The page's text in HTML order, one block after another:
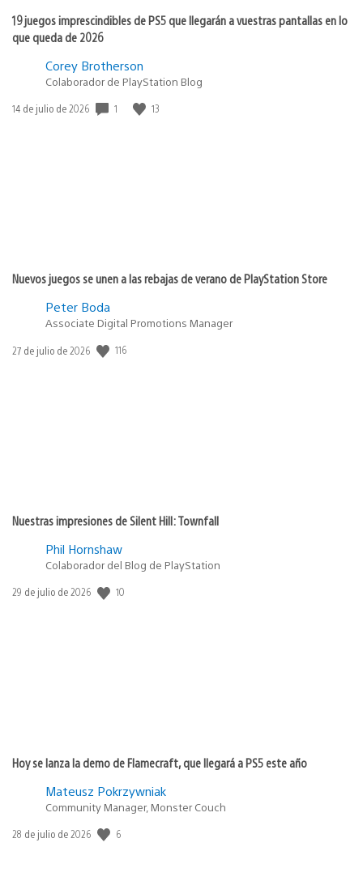
19 juegos imprescindibles de PS5 que llegarán a vuestras pantallas en lo
que queda de 2026
Corey Brotherson
Colaborador de PlayStation Blog
Fecha
14 de julio de 2026 1 13
Nuevos juegos se unen a las rebajas de verano de PlayStation Store
Peter Boda
Associate Digital Promotions Manager
Fecha
27 de julio de 2026 116
Nuestras impresiones de Silent Hill: Townfall
Phil Hornshaw
Colaborador del Blog de PlayStation
Fecha
29 de julio de 2026 10
Hoy se lanza la demo de Flamecraft, que llegará a PS5 este año
Mateusz Pokrzywniak
Community Manager, Monster Couch
Fecha
28 de julio de 2026 6